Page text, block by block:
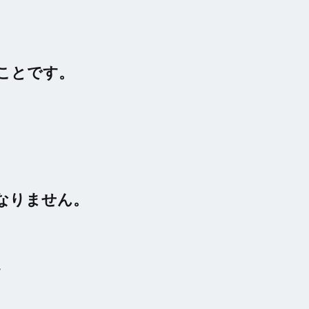
です。
ません。